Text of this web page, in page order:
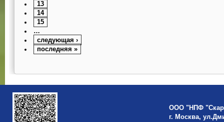
13
14
15
…
следующая ›
последняя »
ООО "НПФ
г. Москва,